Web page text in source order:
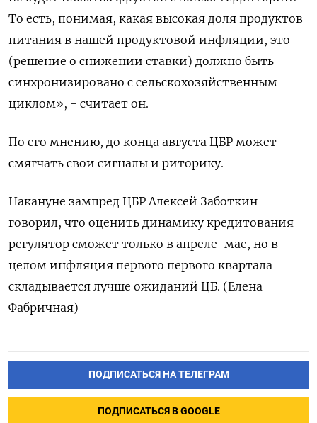
То есть, понимая, какая высокая доля продуктов
питания в нашей продуктовой инфляции, это
(решение о снижении ставки) должно быть
синхронизировано с сельскохозяйственным
циклом», - считает он.
По его мнению, до конца августа ЦБР может
смягчать свои сигналы и риторику.
Накануне зампред ЦБР Алексей Заботкин
говорил, что оценить динамику кредитования
регулятор сможет только в апреле-мае, но в
целом инфляция первого первого квартала
складывается лучше ожиданий ЦБ. (Елена
Фабричная)
ПОДПИСАТЬСЯ НА ТЕЛЕГРАМ
ПОДПИСАТЬСЯ В GOOGLE